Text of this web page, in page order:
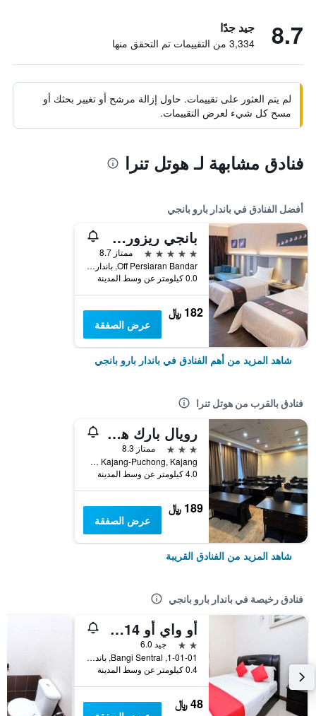
8.7 جيد جدًا
3,334 من التقييمات تم التحقق منها
لم يتم العثور على تقييمات. حاول إزالة مرشح أو تغيير بحثك أو
مسح كل شيء لعرض التقييمات.
فنادق مشابهة لـ هوتل تنرا
أفضل الفنادق في باندار بارو بانجي
بانجي ريزورت هوتل
5 نجوم
ممتاز 8.7
Off Persiaran Bandar, باندار بارو بانجي, ماليزيا
0.0 كيلومتر عن وسط المدينة
182 ﷼
عرض الصفقة
شاهد المزيد من أهم الفنادق في باندار بارو بانجي
فنادق بالقرب من هوتل تنرا
رويال بارك هوتل آت يونيتين
3 نجوم
ممتاز 8.3
KM7, jalan Kajang-Puchong, Kajang, باندار بارو بانجي, ماليزيا
4.0 كيلومتر عن وسط المدينة
189 ﷼
عرض الصفقة
شاهد المزيد من الفنادق القريبة
فنادق رخيصة في باندار بارو بانجي
أو واي أو 714 أرينا هوتل
2 نجمتين
جيد 6.0
1-01-01, Bangi Sentral, باندار بارو بانجي, ماليزيا
0.4 كيلومتر عن وسط المدينة
48 ﷼